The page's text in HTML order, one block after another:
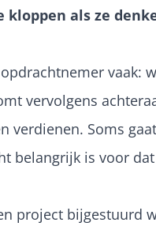
als ze
vaak:
vervolgens
verdienen. Soms
belangrijk is voor
project bijgestuurd